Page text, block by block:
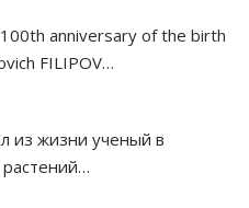
anniversary of the birth
FILIPOV…
из жизни ученый в